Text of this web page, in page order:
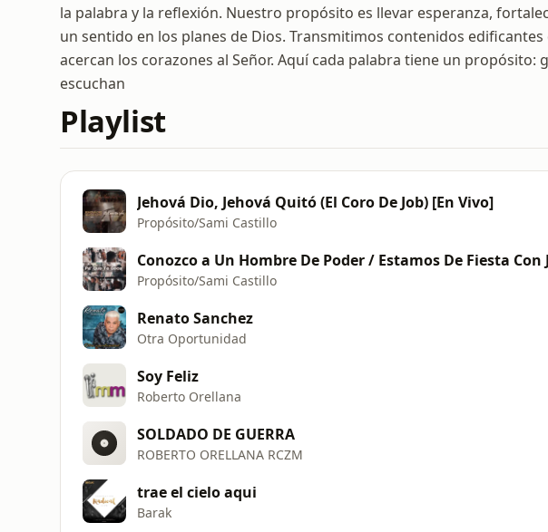
la palabra y la reflexión. Nuestro propósito es llevar esperanza,
un sentido en los planes de Dios. Transmitimos contenidos
acercan los corazones al Señor. Aquí cada palabra tiene un propósito:
escuchan
Playlist
Jehová Dio, Jehová Quitó (El Coro De Job) [En Vivo]
Propósito/Sami Castillo
Conozco a Un Hombre De Poder / Estamos De Fiesta Con
Propósito/Sami Castillo
Renato Sanchez
Otra Oportunidad
Soy Feliz
Roberto Orellana
SOLDADO DE GUERRA
ROBERTO ORELLANA RCZM
trae el cielo aqui
Barak